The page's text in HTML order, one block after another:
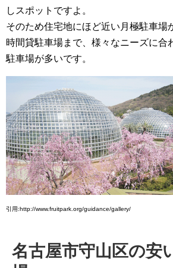
しスポットですよ。
そのため住宅地にほど近い月極駐車場
時間貸駐車場まで、様々なニーズに合
駐車場が多いです。
引用:http://www.fruitpark.org/guidance/gallery/
名古屋市守山区の安